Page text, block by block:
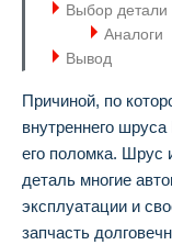
Выбор детали
Аналоги
Вывод
Причиной, по
внутреннего
его поломка. Шрус
деталь многие
эксплуатации и
запчасть